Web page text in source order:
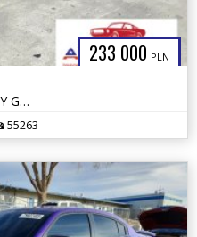
233 000 PLN
2020r., FORD MUSTANG SHELBY GT500, 5.2L, od ubezpieczalni
55263